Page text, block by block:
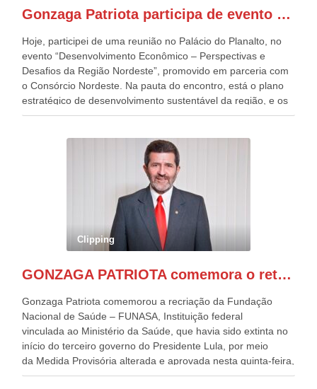
Patriota.
Gonzaga Patriota participa de evento em prol do desenvolvimento do Nordeste
Hoje, participei de uma reunião no Palácio do Planalto, no
evento “Desenvolvimento Econômico – Perspectivas e
Desafios da Região Nordeste”, promovido em parceria com
o Consórcio Nordeste. Na pauta do encontro, está o plano
estratégico de desenvolvimento sustentável da região, e os
desafios para a elaboração de políticas públicas, que
evento contou com a presença do Vice-presidente Geraldo
Alckmin, que também ocupa o Ministério do
Desenvolvimento, Indústria, Comércio e Serviços, o ex
governador de Pernambuco, agora Presidente do Banco do
Nordeste, Paulo Câmara, o ex Deputado Federal, e
atualmente Superintendente da SUDENE, Danilo Cabral, da
Governadora de Pernambuco, Raquel Lyra, os ministros da
Casa Civil, Rui Costa, e da Integração e do Desenvolvimento
de todo Nordeste que também ajudam a fomentar o
Clipping
GONZAGA PATRIOTA comemora o retorno da FUNASA
Gonzaga Patriota comemorou a recriação da Fundação
Nacional de Saúde – FUNASA, Instituição federal
vinculada ao Ministério da Saúde, que havia sido extinta no
início do terceiro governo do Presidente Lula, por meio
da Medida Provisória alterada e aprovada nesta quinta-feira,
pelo Congresso Nacional. Gonzaga Patriota disse hoje em